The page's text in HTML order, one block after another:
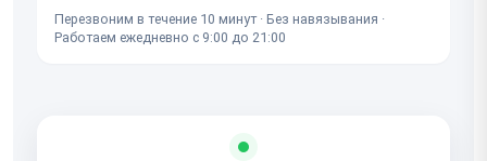
Перезвоним в течение 10 минут · Без навязывания ·
Работаем ежедневно с 9:00 до 21:00